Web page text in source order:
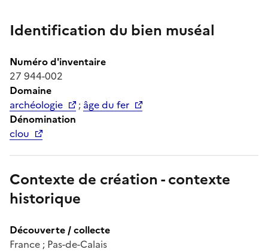
Identification du bien muséal
Numéro d'inventaire
27 944-002
Domaine
archéologie
; âge du fer
Dénomination
clou
Contexte de création - contexte
historique
Découverte / collecte
France ; Pas-de-Calais